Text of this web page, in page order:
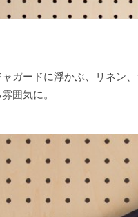
ガードに浮かぶ、リネン
囲気に。